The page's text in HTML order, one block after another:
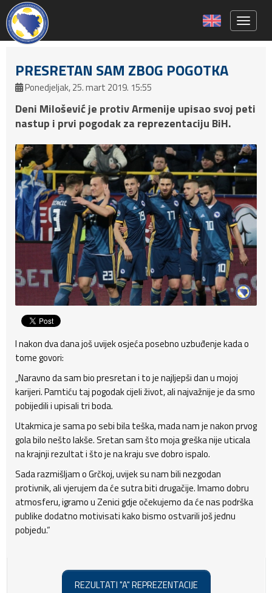
PRESRETAN SAM ZBOG POGOTKA
Ponedjeljak, 25. mart 2019. 15:55
Deni Milošević je protiv Armenije upisao svoj peti
nastup i prvi pogodak za reprezentaciju BiH.
I nakon dva dana još uvijek osjeća posebno uzbuđenje kada o
tome govori:
„Naravno da sam bio presretan i to je najljepši dan u mojoj
karijeri. Pamtiću taj pogodak cijeli život, ali najvažnije je da smo
pobijedili i upisali tri boda.
Utakmica je sama po sebi bila teška, mada nam je nakon prvog
gola bilo nešto lakše. Sretan sam što moja greška nije uticala
na krajnji rezultat i što je na kraju sve dobro ispalo.
Sada razmišljam o Grčkoj, uvijek su nam bili nezgodan
protivnik, ali vjerujem da će sutra biti drugačije. Imamo dobru
atmosferu, igramo u Zenici gdje očekujemo da će nas podrška
publike dodatno motivisati kako bismo ostvarili još jednu
pobjedu.“
REZULTATI "A" REPREZENTACIJE